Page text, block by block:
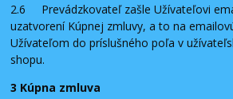
2.6 Prevádzkovateľ zašle Užívateľovi
uzatvorení Kúpnej zmluvy, a to na
Užívateľom do príslušného poľa v
shopu.
3 Kúpna zmluva